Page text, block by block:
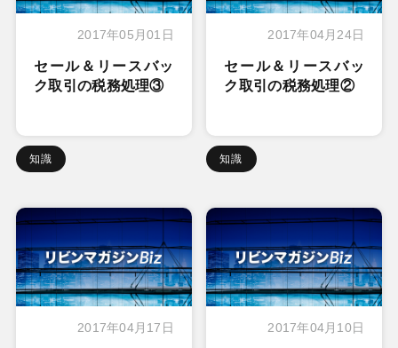
2017年05月01日
セール＆リースバッ
ク取引の税務処理③
知識
2017年04月24日
セール＆リースバッ
ク取引の税務処理②
知識
2017年04月17日 2017年04月10日